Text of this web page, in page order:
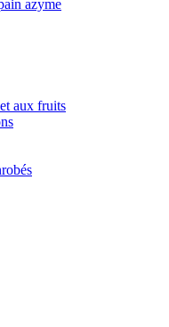
azyme
aux fruits